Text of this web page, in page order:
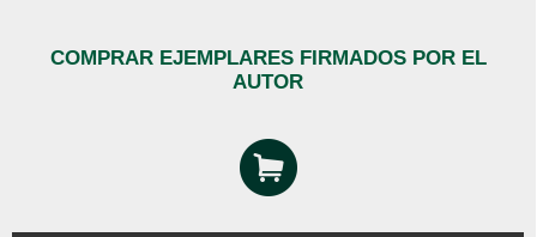
COMPRAR EJEMPLARES FIRMADOS POR EL
AUTOR